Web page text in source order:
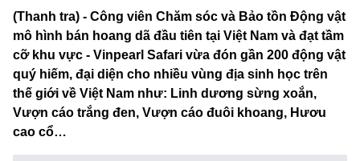
(Thanh tra) - Công viên Chăm sóc và Bảo tồn Động vật
mô hình bán hoang dã đầu tiên tại Việt Nam và đạt tầm
cỡ khu vực - Vinpearl Safari vừa đón gần 200 động vật
quý hiếm, đại diện cho nhiều vùng địa sinh học trên
thế giới về Việt Nam như: Linh dương sừng xoắn,
Vượn cáo trắng đen, Vượn cáo đuôi khoang, Hươu
cao cổ…